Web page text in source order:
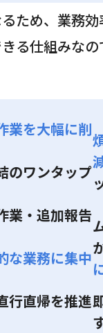
ため、業務
る仕組みなの
業を大幅に削
のワンタップ
業・追加報告
な業務に集中
行直帰を推進